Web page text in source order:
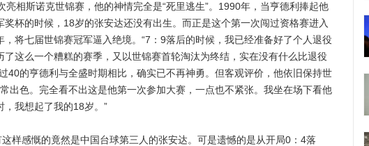
相斯诺克世锦赛，他的神情完全是“死里逃生”。1990年，当亨德利捧起他
奖杯的时候，18岁的张安达还没有出生。而正是这个第一次闯过资格赛进入
，将七届世锦赛冠军逼入绝境。“7：9落后的时候，我已经准备好了个人退役
了这么一个糟糕的赛季，又以世锦赛首轮淘汰为终结，实在没有什么比退役
40的亨德利与全盛时期相比，确实已不再神勇。但客观评价，他依旧保持世
出色。完全看不出这是他第一次参加大赛，一点也不紧张。我坐在场下看他
我想起了我的18岁。”
感慨的竟然是中国台球第三人的张安达。可是遗憾的是从开局0：4落